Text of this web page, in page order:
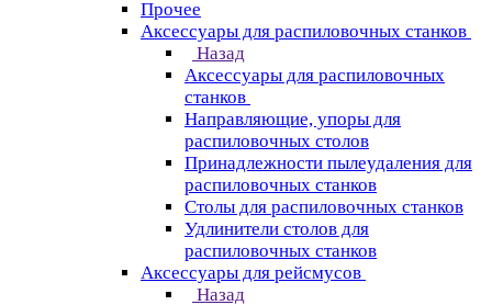
Прочее
Аксессуары для распиловочных станков
Назад
Аксессуары для распиловочных
станков
Направляющие, упоры для
распиловочных столов
Принадлежности пылеудаления для
распиловочных станков
Столы для распиловочных станков
Удлинители столов для
распиловочных станков
Аксессуары для рейсмусов
Назад